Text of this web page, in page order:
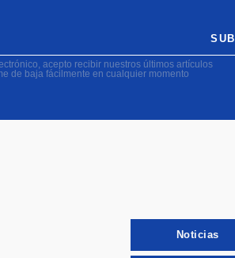
acepto recibir nuestros últimos artículos
de baja fácilmente en cualquier momento
Noticias